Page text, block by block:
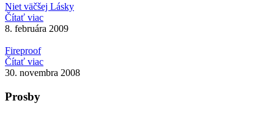
Niet väčšej Lásky
Čítať viac
8. februára 2009
Fireproof
Čítať viac
30. novembra 2008
Prosby